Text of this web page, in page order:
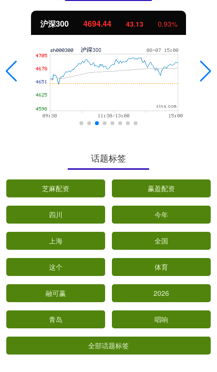
43.13 0.93% 北证50
话题标签
芝麻配资 赢盈配资
四川 今年
上海 全国
这个 体育
融可赢 2026
青岛 唱响
全部话题标签